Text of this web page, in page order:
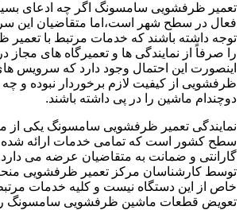
تعمیر ظرفشویی سامسونگ اگر چه ادعای
فعال در سطح شهر است،اما متقاضیان این
توجه داشته باشند که خدمات مرتبط با
را صرفاً از نمایندگی ها و تعمیرگاه های مجاز
اینصورت این احتمال وجود دارد که سرویس
ظرفشویی از کیفیت لازم برخوردار نبوده و
دوچندام ماشین را در پی داشته باشند.
نمایندگی تعمیر ظرفشویی سامسونگ یکی از
سطح کشور است که تمامی خدمات ارائه شده
گارانتی و ضمانت به متقاضیان عرضه می
توسط کارشناسان مرکز تعمیر ظرفشویی
خاص از این دستگاه نیست و کلیه خدمات
تعویض قطعات ماشین ظرفشویی سامسونگ